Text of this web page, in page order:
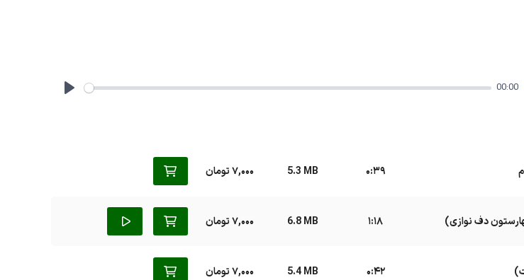
00:00
0:39
5.3 MB 7,000 تومان
دف نوازی) 1:18
6.8 MB 7,000 تومان
0:42
5.4 MB 7,000 تومان